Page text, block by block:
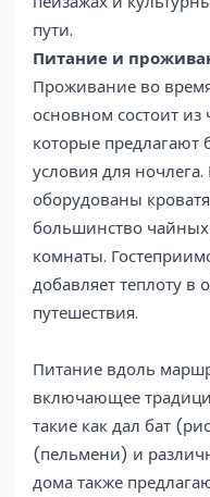
пути.
Питание и
Проживание во
основном состоит
которые
условия для
оборудованы
большинство
комнаты.
добавляет теплоту в
путешествия.
Питание вдоль
включающее
такие как дал бат
(пельмени) и
дома также